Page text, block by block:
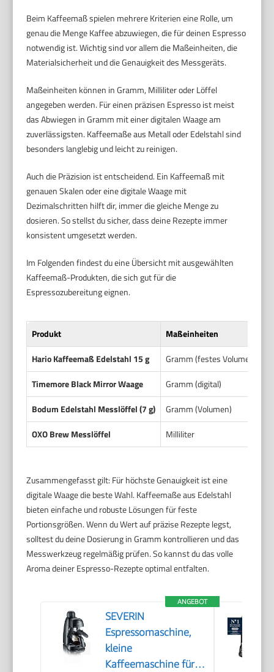
Beim Kaffeemaß spielen mehrere Kriterien eine Rolle, um
genau die Menge Kaffee abzuwiegen, die für deinen Espresso
notwendig ist. Wichtig sind vor allem die Maßeinheiten, die
Materialsicherheit und die Genauigkeit des Messgeräts.
Maßeinheiten können in Gramm, Milliliter oder Löffel
angegeben werden. Für einen präzisen Espresso ist meist
das Abwiegen in Gramm mit einer digitalen Waage am
zuverlässigsten. Kaffeemaße aus Metall oder Edelstahl sind
besonders langlebig und leicht zu reinigen.
Auch die Präzision ist entscheidend. Ein Kaffeemaß mit
genauen Skalen oder eine digitale Waage mit
Dezimalschritten hilft dir, immer die gleiche Menge zu
dosieren. So stellst du sicher, dass deine Rezepte immer
konsistent umgesetzt werden.
Im Folgenden findest du eine Übersicht mit ausgewählten
Kaffeemaß-Produkten, die sich gut für die
Espressozubereitung eignen.
Produkt Maßeinheiten
Hario Kaffeemaß Edelstahl 15 g
Gramm (festes Volumen)
Timemore Black Mirror Waage
Gramm (digital)
Bodum Edelstahl Messlöffel (7 g)
Gramm (Volumen)
OXO Brew Messlöffel
Milliliter
Zusammengefasst gilt: Für höchste Genauigkeit ist eine
digitale Waage die beste Wahl. Kaffeemaße aus Edelstahl
bieten einfache und robuste Lösungen für feste
Portionsgrößen. Wenn du Wert auf präzise Rezepte legst,
solltest du deine Dosierung in Gramm kontrollieren und das
Messwerkzeug regelmäßig prüfen. So kannst du das volle
Aroma deiner Espresso-Rezepte optimal entfalten.
ANGEBOT
SEVERIN
Espressomaschine,
kleine
Kaffeemaschine für